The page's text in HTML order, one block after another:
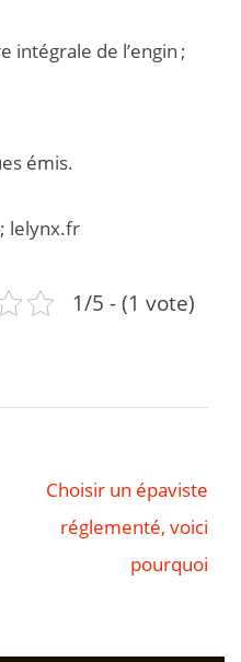
intégrale de l’engin ;
émis.
lelynx.fr
1/5 - (1 vote)
Choisir un épaviste
réglementé, voici
pourquoi